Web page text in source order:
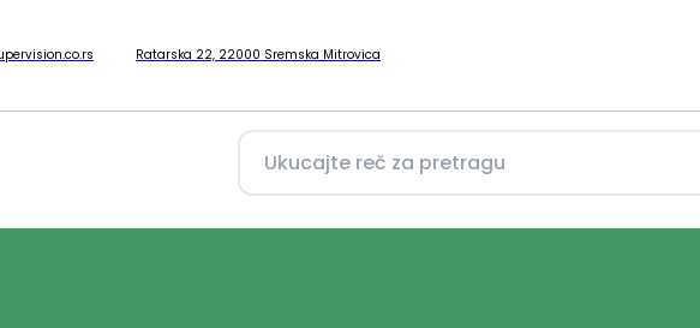
Ratarska 22, 22000 Sremska Mitrovica